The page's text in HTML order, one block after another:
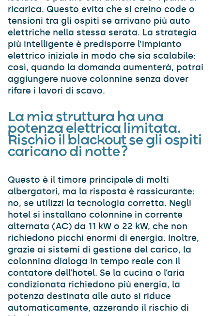
ricarica. Questo evita che si creino code o
tensioni tra gli ospiti se arrivano più auto
elettriche nella stessa serata. La strategia
più intelligente è predisporre l’impianto
elettrico iniziale in modo che sia scalabile:
così, quando la domanda aumenterà, potrai
aggiungere nuove colonnine senza dover
rifare i lavori di scavo.
La mia struttura ha una
potenza elettrica limitata.
Rischio il blackout se gli ospiti
caricano di notte?
Questo è il timore principale di molti
albergatori, ma la risposta è rassicurante:
no, se utilizzi la tecnologia corretta. Negli
hotel si installano colonnine in corrente
alternata (AC) da 11 kW o 22 kW, che non
richiedono picchi enormi di energia. Inoltre,
grazie ai sistemi di gestione del carico, la
colonnina dialoga in tempo reale con il
contatore dell’hotel. Se la cucina o l’aria
condizionata richiedono più energia, la
potenza destinata alle auto si riduce
automaticamente, azzerando il rischio di